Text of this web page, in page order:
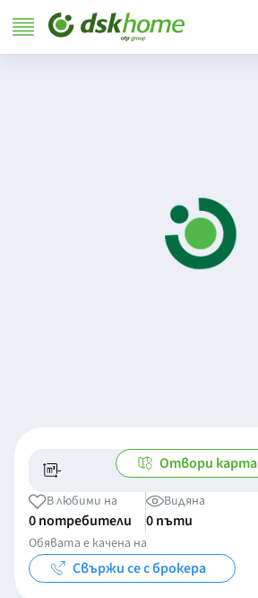
- -/-
Отвори карта
В любими на
0 потребители
Видяна
0 пъти
Обявата е качена на
Свържи се с брокера